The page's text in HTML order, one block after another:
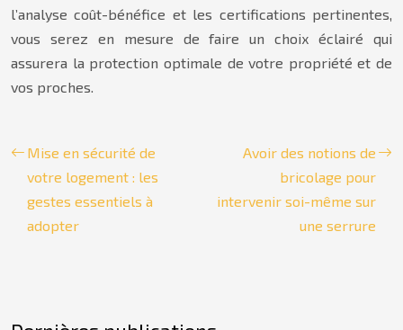
l’analyse coût-bénéfice et les certifications pertinentes,
vous serez en mesure de faire un choix éclairé qui
assurera la protection optimale de votre propriété et de
vos proches.
Mise en sécurité de
votre logement : les
gestes essentiels à
adopter
Avoir des notions de
bricolage pour
intervenir soi-même sur
une serrure